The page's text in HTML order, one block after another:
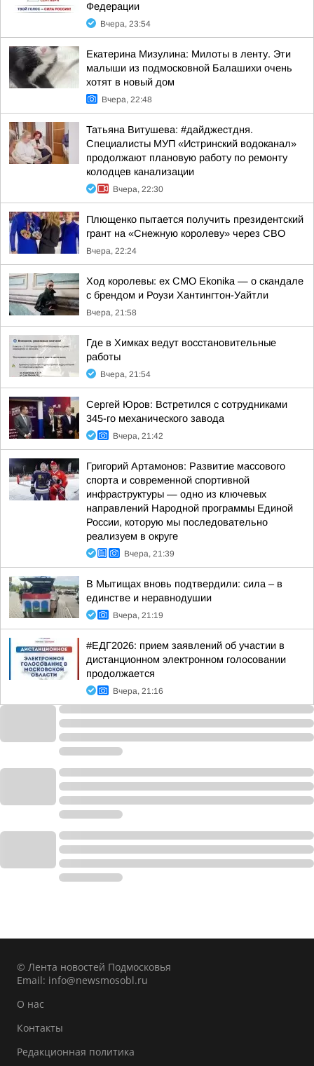
Федерации
Вчера, 23:54
Екатерина Мизулина: Милоты в ленту. Эти
малыши из подмосковной Балашихи очень
хотят в новый дом
Вчера, 22:48
Татьяна Витушева: #дайджестдня.
Специалисты МУП «Истринский водоканал»
продолжают плановую работу по ремонту
колодцев канализации
Вчера, 22:30
Плющенко пытается получить президентский
грант на «Снежную королеву» через СВО
Вчера, 22:24
Ход королевы: ex CMO Ekonika — о скандале
с брендом и Роузи Хантингтон-Уайтли
Вчера, 21:58
Где в Химках ведут восстановительные
работы
Вчера, 21:54
Сергей Юров: Встретился с сотрудниками
345-го механического завода
Вчера, 21:42
Григорий Артамонов: Развитие массового
спорта и современной спортивной
инфраструктуры — одно из ключевых
направлений Народной программы Единой
России, которую мы последовательно
реализуем в округе
Вчера, 21:39
В Мытищах вновь подтвердили: сила – в
единстве и неравнодушии
Вчера, 21:19
#ЕДГ2026: прием заявлений об участии в
дистанционном электронном голосовании
продолжается
Вчера, 21:16
© Лента новостей Подмосковья
Email: info@newsmosobl.ru
О нас
Контакты
Редакционная политика